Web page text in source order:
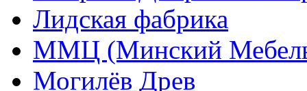
Лидская фабрика
ММЦ (Минский
Могилёв Древ